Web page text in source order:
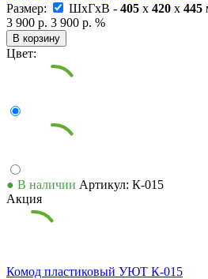
Размер:
ШxГxВ - 405 x 420 x 445
3 900 р. 3 900 р. %
В корзину
Цвет:
● В наличии Артикул: К-015
Акция
Комод пластиковый УЮТ К-015